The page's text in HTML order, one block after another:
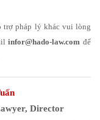
trợ pháp lý khác vui lòng
infor@hado-law.com để
Director